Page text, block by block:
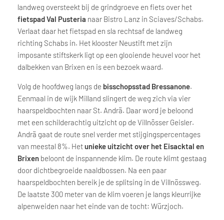
landweg oversteekt bij de grindgroeve en fiets over het
fietspad Val Pusteria naar Bistro Lanz in Sciaves/Schabs.
Verlaat daar het fietspad en sla rechtsaf de landweg
richting Schabs in. Het klooster Neustift met zijn
imposante stiftskerk ligt op een glooiende heuvel voor het
dalbekken van Brixen en is een bezoek waard.
Volg de hoofdweg langs de bisschopsstad Bressanone.
Eenmaal in de wijk Milland slingert de weg zich via vier
haarspeldbochten naar St. Andrä. Daar word je beloond
met een schilderachtig uitzicht op de Villnösser Geisler.
Andrä gaat de route snel verder met stijgingspercentages
van meestal 8%. Hetunieke uitzicht over het Eisacktal en
Brixen beloont de inspannende klim. De route klimt gestaag
door dichtbegroeide naaldbossen. Na een paar
haarspeldbochten bereik je de splitsing in de Villnössweg.
De laatste 300 meter van de klim voeren je langs kleurrijke
alpenweiden naar het einde van de tocht: Würzjoch.